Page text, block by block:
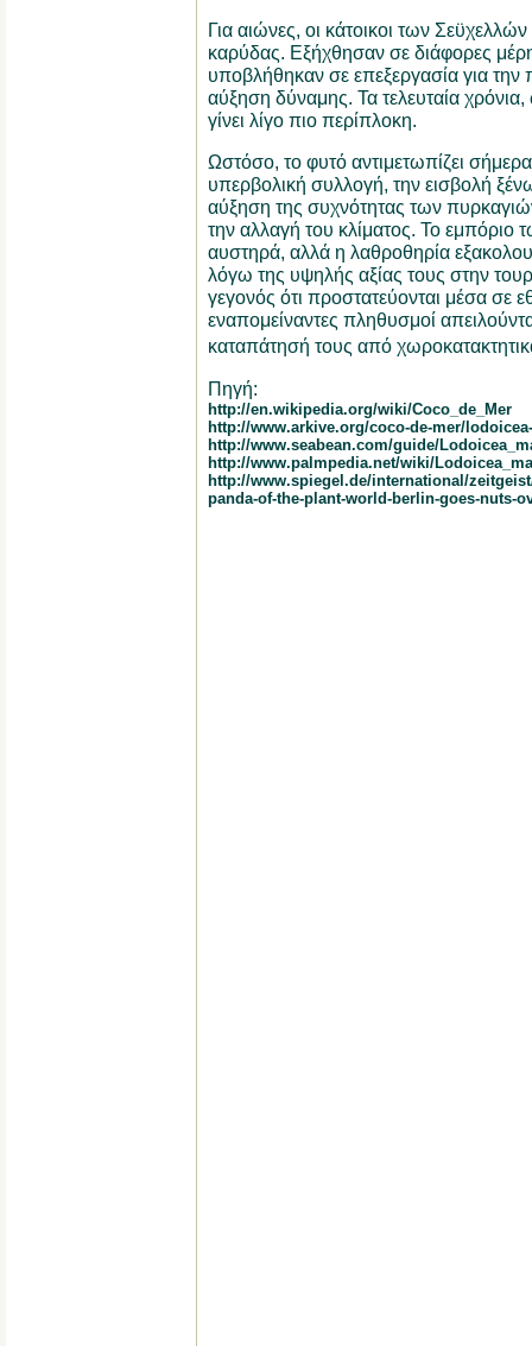
Για αιώνες, οι κάτοικοι των
καρύδας. Εξήχθησαν σε διάφορες
υποβλήθηκαν σε επεξεργασία για
αύξηση δύναμης. Τα τελευταία
γίνει λίγο πιο περίπλοκη.
Ωστόσο, το φυτό αντιμετωπίζει
υπερβολική συλλογή, την εισβολή
αύξηση της συχνότητας των
την αλλαγή του κλίματος. Το εμπόριο
αυστηρά, αλλά η λαθροθηρία
λόγω της υψηλής αξίας τους στην
γεγονός ότι προστατεύονται μέσα σε
εναπομείναντες πληθυσμοί
καταπάτησή τους από
Πηγή:
http://en.wikipedia.org/wiki/Coco_de_Mer
http://www.arkive.org/coco-de-mer/
http://www.seabean.com/guide/
http://www.palmpedia.net/wiki/
http://www.spiegel.de/international/
panda-of-the-plant-world-berlin-goes-nuts-